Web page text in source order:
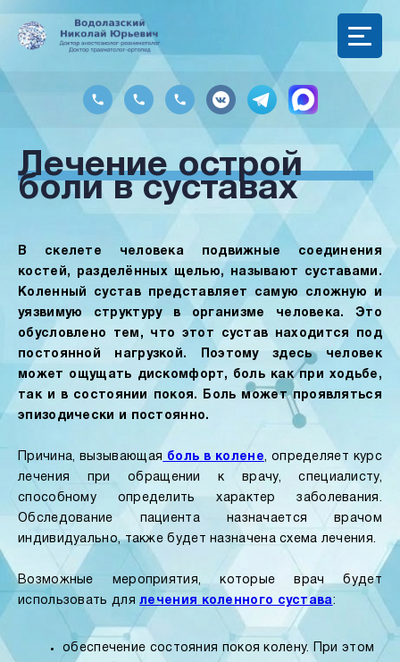
Лечение острой
боли в суставах
В скелете человека подвижные соединения
костей, разделённых щелью, называют суставами.
Коленный сустав представляет самую сложную и
уязвимую структуру в организме человека. Это
обусловлено тем, что этот сустав находится под
постоянной нагрузкой. Поэтому здесь человек
может ощущать дискомфорт, боль как при ходьбе,
так и в состоянии покоя. Боль может проявляться
эпизодически и постоянно.
Причина, вызывающая боль в колене, определяет курс
лечения при обращении к врачу, специалисту,
способному определить характер заболевания.
Обследование пациента назначается врачом
индивидуально, также будет назначена схема лечения.
Возможные мероприятия, которые врач будет
использовать длялечения коленного сустава:
обеспечение состояния покоя колену. При этом